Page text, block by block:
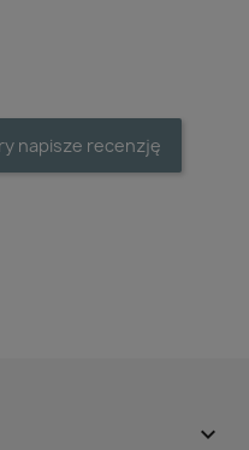
napisze recenzję
